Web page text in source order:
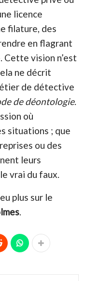
licence
filature, des
en flagrant
vision n’est
ne décrit
de détective
de déontologie.
où
situations ; que
ou des
leurs
vrai du faux.
plus sur le
.